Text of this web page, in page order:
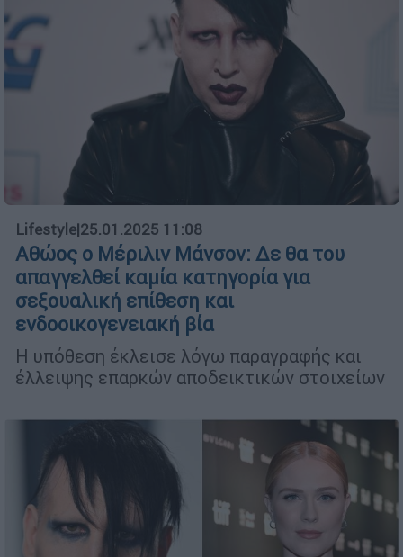
Lifestyle|25.01.2025 11:08
Αθώος ο Μέριλιν Μάνσον: Δε θα του
απαγγελθεί καμία κατηγορία για
σεξουαλική επίθεση και
ενδοοικογενειακή βία
Η υπόθεση έκλεισε λόγω παραγραφής και
έλλειψης επαρκών αποδεικτικών στοιχείων